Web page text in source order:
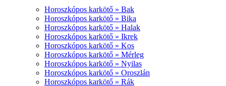
Horoszkópos karkötő » Bak
Horoszkópos karkötő » Bika
Horoszkópos karkötő » Halak
Horoszkópos karkötő » Ikrek
Horoszkópos karkötő » Kos
Horoszkópos karkötő » Mérleg
Horoszkópos karkötő » Nyilas
Horoszkópos karkötő » Oroszlán
Horoszkópos karkötő » Rák